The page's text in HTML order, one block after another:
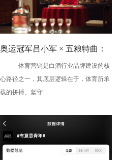
奥运冠军吕小军 × 五粮特曲：
以冠军之姿，赴更好之约
体育营销是白酒行业品牌建设的核
心路径之一，其底层逻辑在于，体育所承
载的拼搏、坚守...